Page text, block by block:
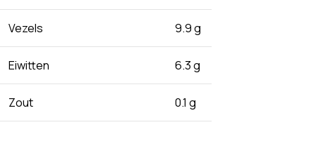
Vezels 9.9 g
Eiwitten 6.3 g
Zout 0.1 g